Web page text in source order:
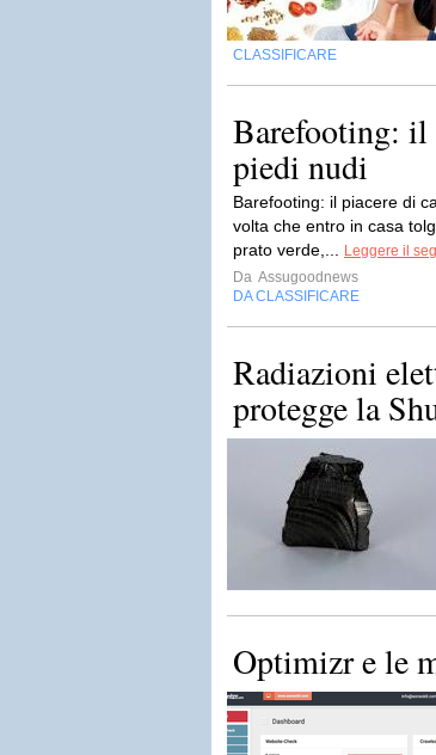
CLASSIFICARE
Barefooting: il
piedi nudi
Barefooting: il piacere di
volta che entro in casa
prato verde,...
Leggere il
Da Assugoodnews
DA CLASSIFICARE
Radiazioni
protegge la
Optimizr e le